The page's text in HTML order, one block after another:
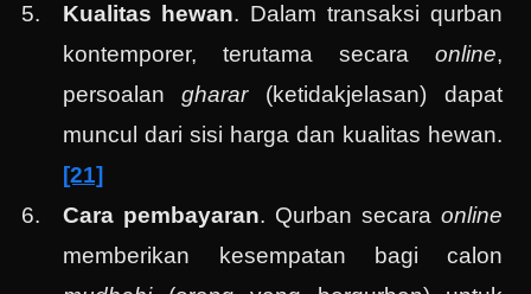
Kualitas hewan. Dalam transaksi qurban
kontemporer, terutama secaraonline,
persoalangharar (ketidakjelasan) dapat
muncul dari sisi harga dan kualitas hewan.
[21]
Cara pembayaran. Qurban secaraonline
memberikan kesempatan bagi calon